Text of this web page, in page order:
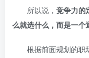
所以说， 竞争力的
么就选什么，而是一
根据前面规划的职